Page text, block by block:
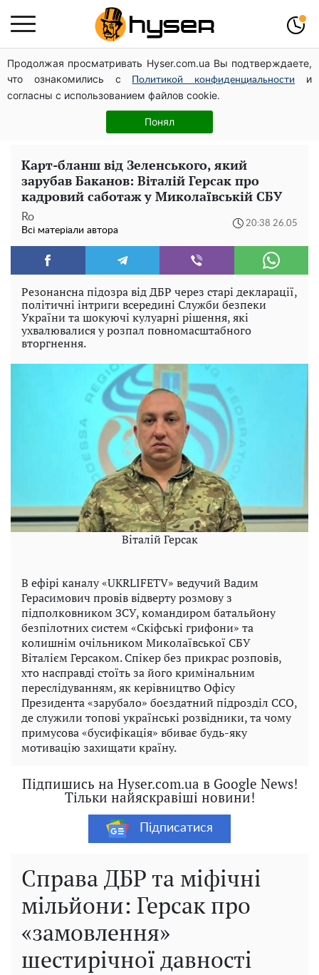
Продолжая просматривать Hyser.com.ua Вы подтверждаете,
что ознакомились с
Политикой конфиденциальности
и
согласны с использованием файлов cookie.
Понял
Дрони із націнкою: Олександр Конотопський вивів
мільйони оборонного бюджету через фіктивну фірму в
Естонії
Олена Тополя злив відео – це далеко не все: фронтмен
"Антитіла" Тарас Тополя став наступним
Карт-бланш від Зеленського, який
зарубав Баканов: Віталій Герсак про
кадровий саботаж у Миколаївській СБУ
Ro
Всі матеріали автора
20:38 26.05
Резонансна підозра від ДБР через старі декларації,
політичні інтриги всередині Служби безпеки
України та шокуючі кулуарні рішення, які
ухвалювалися у розпал повномасштабного
вторгнення.
Віталій Герсак
В ефірі каналу «UKRLIFETV» ведучий Вадим
Герасимович провів відверту розмову з
підполковником ЗСУ, командиром батальйону
безпілотних систем «Скіфські грифони» та
колишнім очільником Миколаївської СБУ
Віталієм Герсаком. Спікер без прикрас розповів,
хто насправді стоїть за його кримінальним
переслідуванням, як керівництво Офісу
Президента «зарубало» боєздатний підрозділ ССО,
де служили топові українські розвідники, та чому
примусова «бусифікація» вбиває будь-яку
мотивацію захищати країну.
Підпишись на Hyser.com.ua в Google News!
Тільки найяскравіші новини!
Підписатися
Справа ДБР та міфічні
мільйони: Герсак про
«замовлення»
шестирічної давності